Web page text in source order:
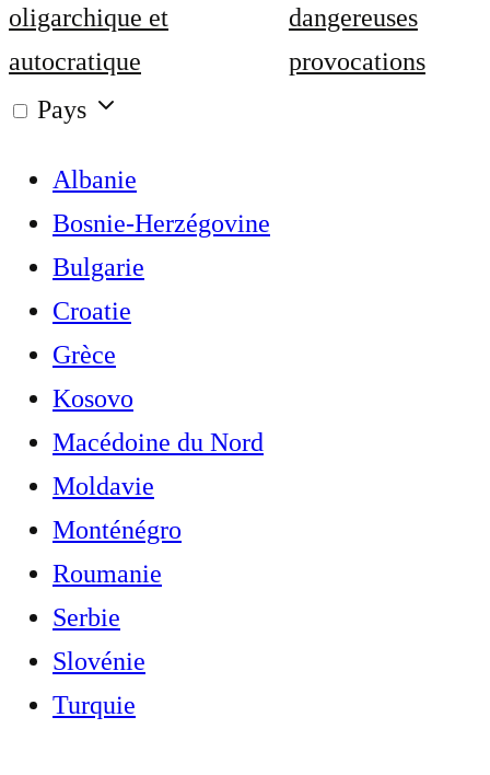
oligarchique et
autocratique
dangereuses
provocations
Pays
Albanie
Bosnie-Herzégovine
Bulgarie
Croatie
Grèce
Kosovo
Macédoine du Nord
Moldavie
Monténégro
Roumanie
Serbie
Slovénie
Turquie